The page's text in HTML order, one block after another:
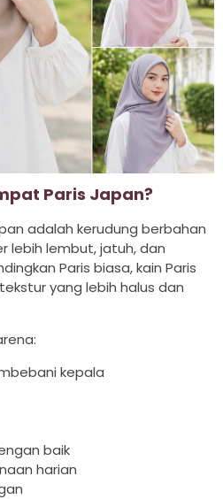
Paris Japan?
adalah kerudung berbahan
lebih lembut, jatuh, dan
Paris biasa, kain Paris
yang lebih halus dan
kepala
baik
harian